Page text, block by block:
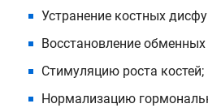
Устранение костных
Восстановление обменных
Стимуляцию роста костей;
Нормализацию